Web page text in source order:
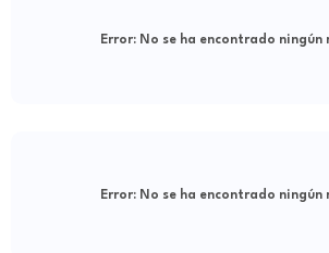
Error:No se ha encontrado ningún
Error:No se ha encontrado ningún